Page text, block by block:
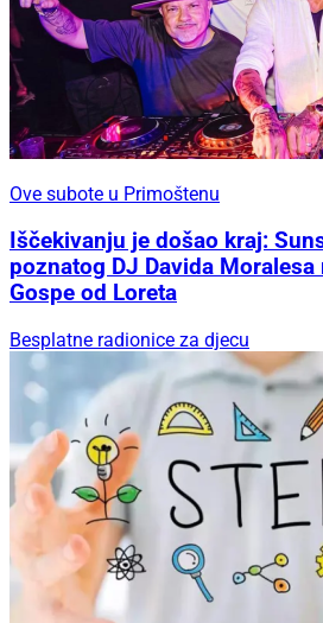
Ove subote u Primoštenu
Iščekivanju je došao kraj:
poznatog DJ Davida
Gospe od Loreta
Besplatne radionice za djecu